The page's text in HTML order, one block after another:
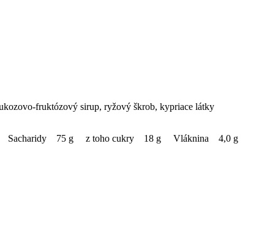
fruktózový sirup, ryžový škrob, kypriace látky
g Sacharidy 75 g z toho cukry 18 g Vláknina 4,0 g